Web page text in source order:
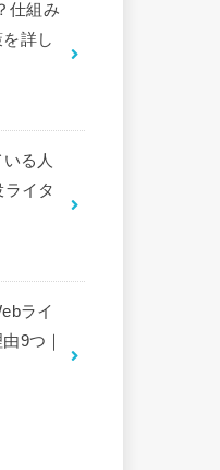
仕組み
詳し
る人
イタ
ライ
9つ｜